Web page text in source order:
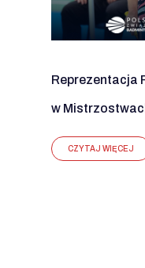
Reprezentacja
w
CZYTAJ WIĘCEJ